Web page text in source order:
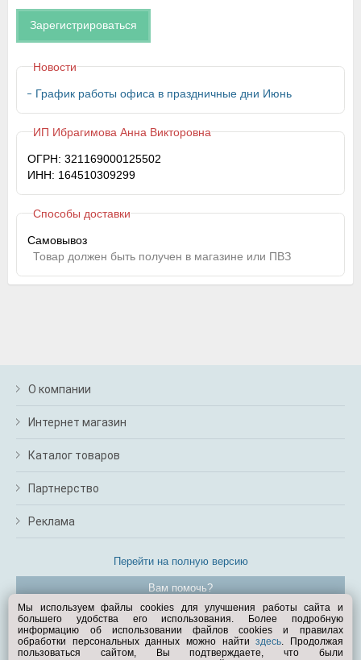
Зарегистрироваться
Новости
График работы офиса в праздничные дни Июнь
ИП Ибрагимова Анна Викторовна
ОГРН: 321169000125502
ИНН: 164510309299
Способы доставки
Самовывоз
Товар должен быть получен в магазине или ПВЗ
О компании
Интернет магазин
Каталог товаров
Партнерство
Реклама
Перейти на полную версию
Вам помочь?
© Exist.ru 1998—2026
Мы используем файлы cookies для улучшения работы сайта и
большего удобства его использования. Более подробную
информацию об использовании файлов cookies и правилах
обработки персональных данных можно найтиздесь. Продолжая
пользоваться сайтом, Вы подтверждаете, что были